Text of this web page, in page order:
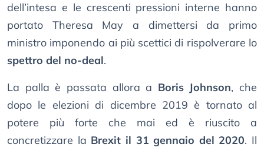
dell’intesa e le crescenti pressioni interne hanno
portato Theresa May a dimettersi da primo
ministro imponendo ai più scettici di rispolverare lo
spettro del no-deal.
La palla è passata allora a Boris Johnson, che
dopo le elezioni di dicembre 2019 è tornato al
potere più forte che mai ed è riuscito a
concretizzare la Brexit il 31 gennaio del 2020. Il